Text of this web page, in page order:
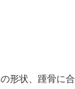
形状、踵骨に合